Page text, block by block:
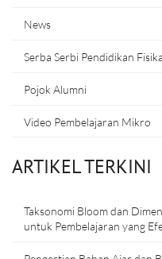
News
Serba Serbi Pendidikan Fisika
Pojok Alumni
Video Pembelajaran Mikro
ARTIKEL TERKINI
Taksonomi Bloom dan
untuk Pembelajaran yang